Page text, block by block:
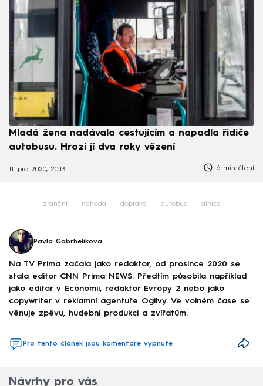
Mladá žena nadávala cestujícím a napadla řidiče
autobusu. Hrozí jí dva roky vězení
11. pro 2020, 20:13 6 min čtení
zranění nehoda doprava autobus silnice
Pavla Gabrhelíková
Na TV Prima začala jako redaktor, od prosince 2020 se
stala editor CNN Prima NEWS. Předtím působila například
jako editor v Economii, redaktor Evropy 2 nebo jako
copywriter v reklamní agentuře Ogilvy. Ve volném čase se
věnuje zpěvu, hudební produkci a zvířatům.
Pro tento článek jsou komentáře vypnuté
Návrhy pro vás